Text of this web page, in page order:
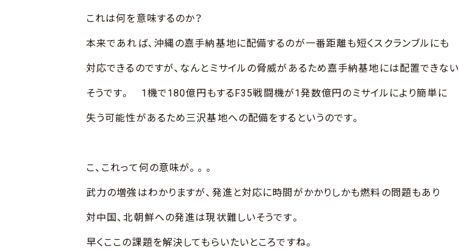
これは何を意味するのか？
本来であれば、沖縄の嘉手納基地に配備するのが一番距離も短くスクランブルにも
対応できるのですが、なんとミサイルの脅威があるため嘉手納基地には配置できない
そうです。 1機で180億円もするF35戦闘機が1発数億円のミサイルにより簡単に
失う可能性があるため三沢基地への配備をするというのです。
こ、これって何の意味が。。。
武力の増強はわかりますが、発進と対応に時間がかかりしかも燃料の問題もあり
対中国、北朝鮮への発進は現状難しいそうです。
早くここの課題を解決してもらいたいところですね。